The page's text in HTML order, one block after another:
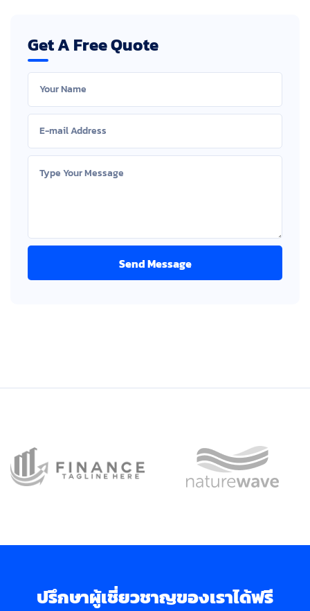
Get A Free Quote
Send Message
ปรึกษาผู้เชี่ยวชาญของเราได้ฟรี